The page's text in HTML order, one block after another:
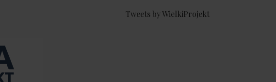
Tweets by WielkiProjekt